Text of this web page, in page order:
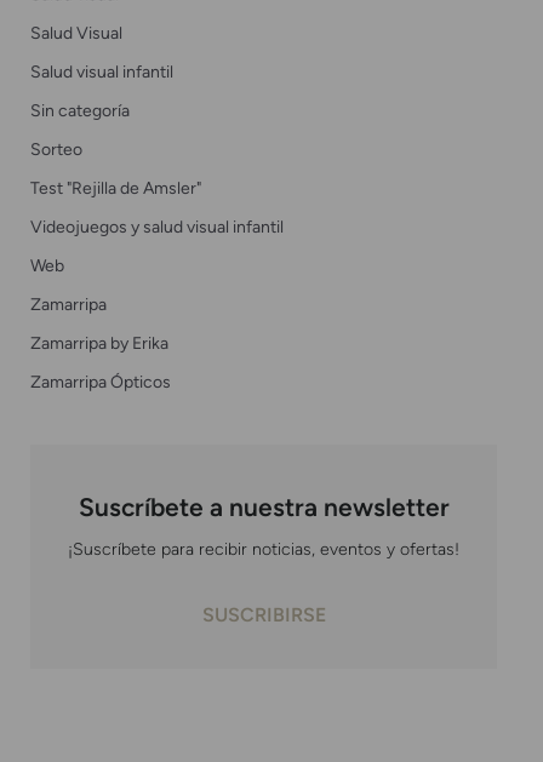
Salud Visual
Salud visual infantil
Sin categoría
Sorteo
Test "Rejilla de Amsler"
Videojuegos y salud visual infantil
Web
Zamarripa
Zamarripa by Erika
Zamarripa Ópticos
Suscríbete a nuestra newsletter
¡Suscríbete para recibir noticias, eventos y ofertas!
SUSCRIBIRSE